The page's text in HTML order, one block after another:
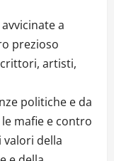
a
prezioso
artisti,
politiche e da
mafie e contro
valori della